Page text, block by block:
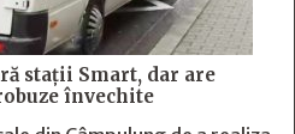
staţii Smart, dar are
învechite